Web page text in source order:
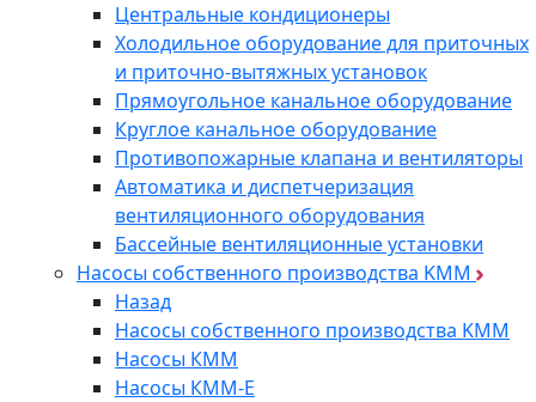
Центральные кондиционеры
Холодильное оборудование для приточных
и приточно-вытяжных установок
Прямоугольное канальное оборудование
Круглое канальное оборудование
Противопожарные клапана и вентиляторы
Автоматика и диспетчеризация
вентиляционного оборудования
Бассейные вентиляционные установки
Насосы собственного производства KMM
Назад
Насосы собственного производства KMM
Насосы КММ
Насосы КММ-Е